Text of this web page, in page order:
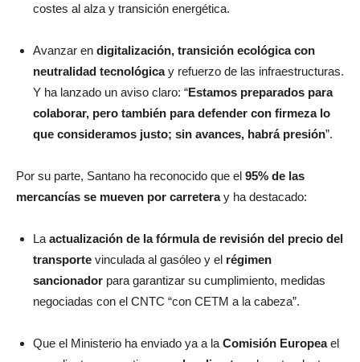
costes al alza y transición energética.
Avanzar en digitalización, transición ecológica con
neutralidad tecnológicay refuerzo de las infraestructuras.
Y ha lanzado un aviso claro: “Estamos preparados para
colaborar, pero también para defender con firmeza lo
que consideramos justo; sin avances, habrá presión”.
Por su parte, Santano ha reconocido que el 95% de las
mercancías se mueven por carreteray ha destacado:
La actualización de la fórmula de revisión del precio del
transporte vinculada al gasóleo y el régimen
sancionador para garantizar su cumplimiento, medidas
negociadas con el CNTC “con CETM a la cabeza”.
Que el Ministerio ha enviado ya a la Comisión Europeael